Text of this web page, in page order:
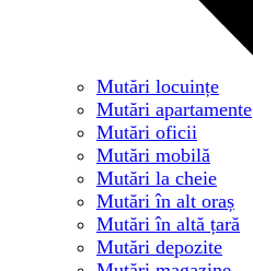
Mutări locuințe
Mutări apartamente
Mutări oficii
Mutări mobilă
Mutări la cheie
Mutări în alt oraș
Mutări în altă țară
Mutări depozite